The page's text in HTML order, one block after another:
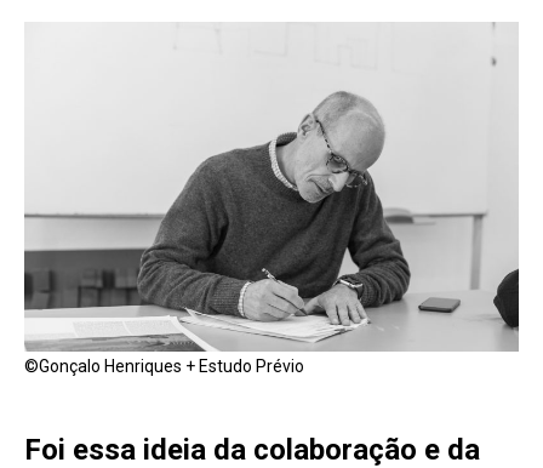
©Gonçalo Henriques + Estudo Prévio
Foi essa ideia da colaboração e da